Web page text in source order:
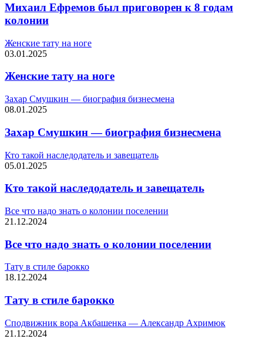
Михаил Ефремов был приговорен к 8 годам
колонии
Женские тату на ноге
03.01.2025
Женские тату на ноге
Захар Смушкин — биография бизнесмена
08.01.2025
Захар Смушкин — биография бизнесмена
Кто такой наследодатель и завещатель
05.01.2025
Кто такой наследодатель и завещатель
Все что надо знать о колонии поселении
21.12.2024
Все что надо знать о колонии поселении
Тату в стиле барокко
18.12.2024
Тату в стиле барокко
Сподвижник вора Акбашенка — Александр Ахримюк
21.12.2024